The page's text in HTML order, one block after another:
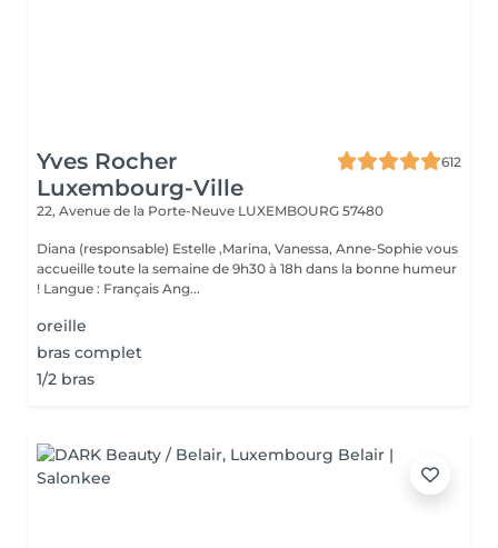
Yves Rocher
Luxembourg-Ville
612
22, Avenue de la Porte-Neuve LUXEMBOURG 57480
Diana (responsable) Estelle ,Marina, Vanessa, Anne-Sophie vous
accueille toute la semaine de 9h30 à 18h dans la bonne humeur
! Langue : Français Ang...
oreille
bras complet
1/2 bras